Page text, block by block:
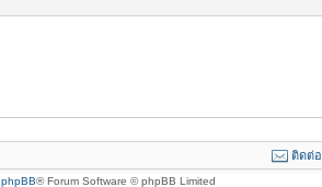
ติดต่อ
phpBB® Forum Software © phpBB Limited